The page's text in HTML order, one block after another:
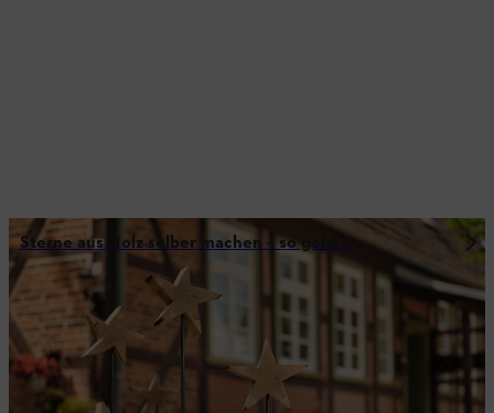
Sterne aus Holz selber machen – so geht's